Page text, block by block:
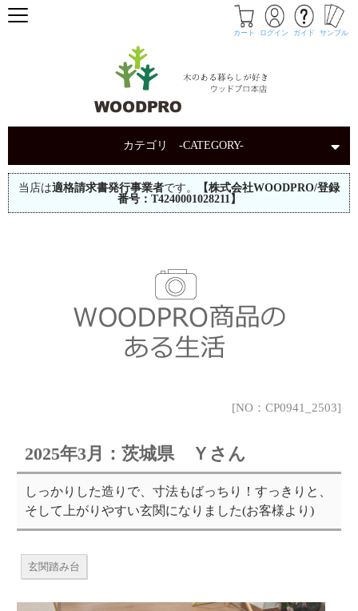
カート ログイン ガイド サンプル
カテゴリ -CATEGORY-
当店は適格請求書発行事業者です。
【株式会社WOODPRO/登録
番号：T4240001028211】
[NO：CP0941_2503]
2025年3月：茨城県 Ｙさん
しっかりした造りで、寸法もばっちり！すっきりと、
そして上がりやすい玄関になりました(お客様より)
玄関踏み台